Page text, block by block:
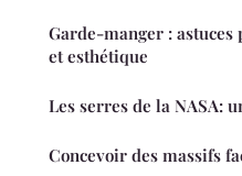
Garde-manger :
et esthétique
Les serres de la NASA:
Concevoir des massifs